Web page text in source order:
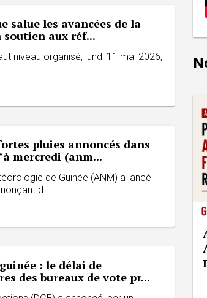
salue les avancées de la
aux réf...
niveau organisé, lundi 11 mai 2026,
pluies annoncés dans
mercredi (anm...
de Guinée (ANM) a lancé
d...
: le délai de
des bureaux de vote pr...